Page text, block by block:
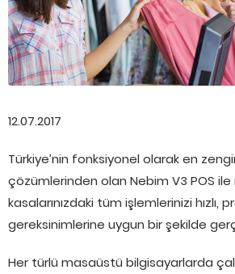
12.07.2017
Türkiye’nin fonksiyonel olarak en
çözümlerinden olan Nebim V3 POS
kasalarınızdaki tüm işlemlerinizi hızlı,
gereksinimlerine uygun bir şekilde
Her türlü masaüstü bilgisayarlarda